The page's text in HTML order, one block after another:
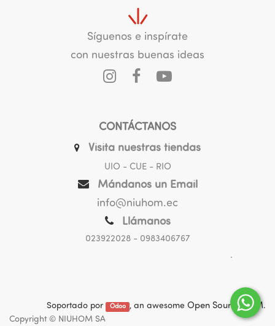
Síguenos e inspírate
con nuestras buenas ideas
CONTÁCTANOS
Visita nuestras tiendas
UIO - CUE - RIO
Mándanos un Email
info@niuhom.ec
Llámanos
023922028- 0983406767
.
Soportado por Odoo , an awesome Open Source CRM.
Copyright © NIUHOM SA